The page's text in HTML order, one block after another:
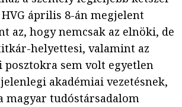
HVG április 8-án megjelent
az, hogy nemcsak az elnöki, de
helyettesi, valamint az
posztokra sem volt egyetlen
akadémiai vezetésnek,
magyar tudóstársadalom